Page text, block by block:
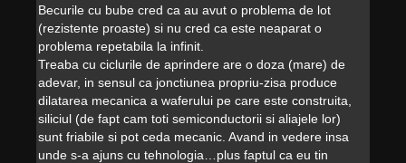
Becurile cu bube cred ca au avut o problema de lot
(rezistente proaste) si nu cred ca este neaparat o
problema repetabila la infinit.
Treaba cu ciclurile de aprindere are o doza (mare) de
adevar, in sensul ca jonctiunea propriu-zisa produce
dilatarea mecanica a waferului pe care este construita,
siliciul (de fapt cam toti semiconductorii si aliajele lor)
sunt friabile si pot ceda mecanic. Avand in vedere insa
unde s-a ajuns cu tehnologia…plus faptul ca eu tin